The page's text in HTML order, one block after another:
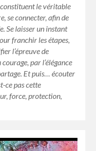
le véritable
se connecter, afin de
Se laisser un instant
franchir les étapes,
l’épreuve de
par l’élégance
Et puis… écouter
ce pas cette
force, protection,